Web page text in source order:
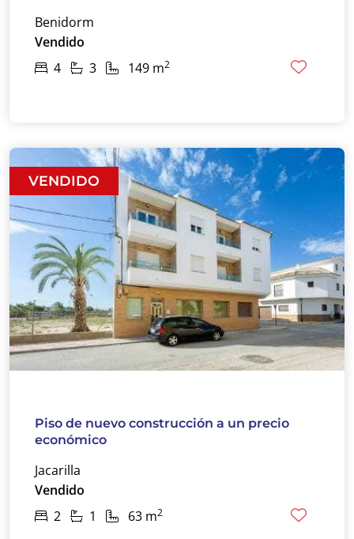
Benidorm
Vendido
4
3 149 m2
VENDIDO
Piso de nuevo construcción a un precio
económico
Jacarilla
Vendido
2
1 63 m2